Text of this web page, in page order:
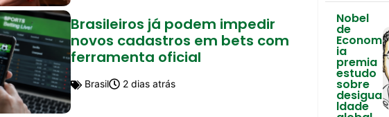
Brasileiros já podem impedir
novos cadastros em bets com
ferramenta oficial
Brasil 2 dias atrás
Nobel
de
Econom
ia
premia
estudo
sobre
desigua
ldade